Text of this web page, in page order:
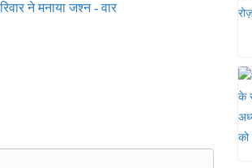
ने मनाया जश्न - वार